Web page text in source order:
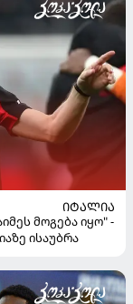
ᲘᲢᲐᲚᲘᲐ
მოგება იყო" -
ისაუბრა